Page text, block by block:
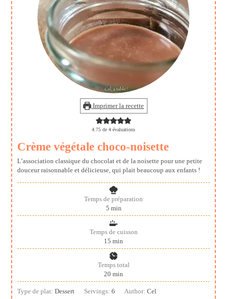
Imprimer la recette
4.75 de 4 évaluations
Crème végétale choco-noisette
L’association classique du chocolat et de la noisette pour une petite
douceur raisonnable et délicieuse, qui plait beaucoup aux enfants !
Temps de préparation
5minutes
min
Temps de cuisson
15 minutes
min
Temps total
20 minutes
min
Type de plat:Dessert Servings: 6 Author: Cel